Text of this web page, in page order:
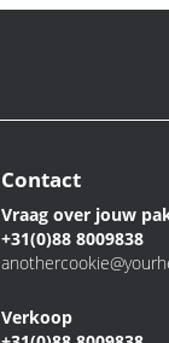
Contact
Vraag over jouw
+31(0)88 8009838
Verkoop